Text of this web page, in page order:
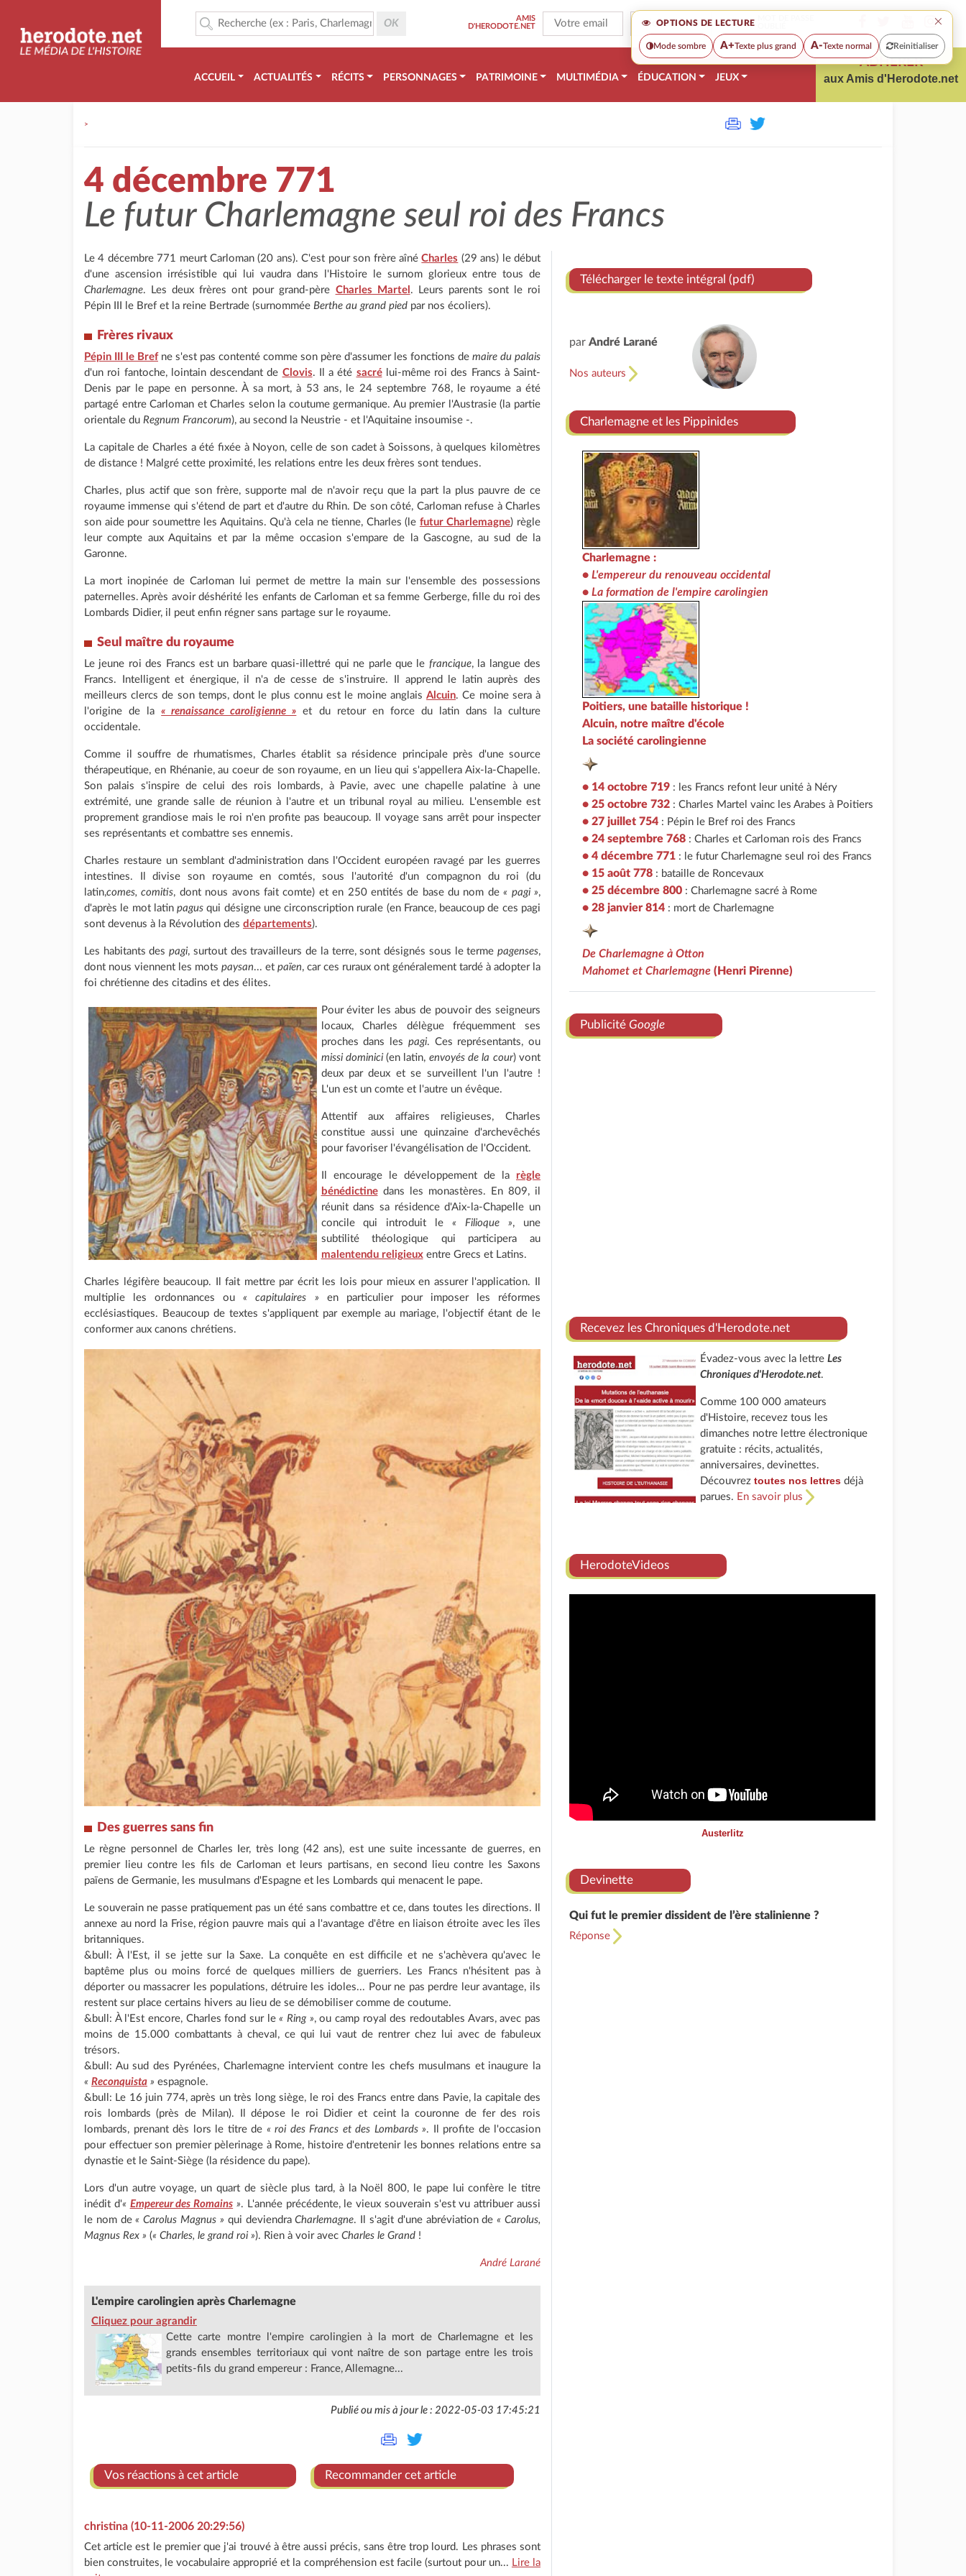
OPTIONS DE LECTURE ×
Mode sombre A+Texte plus grand A-Texte normal Reinitialiser
AMIS
D'HERODOTE.NET
ACCUEIL ACTUALITÉS RÉCITS PERSONNAGES PATRIMOINE MULTIMÉDIA ÉDUCATION JEUX
ADHÉRER
aux Amis d'Herodote.net
>
4 décembre 771
Le futur Charlemagne seul roi des Francs
Le 4 décembre 771 meurt Carloman (20 ans). C'est pour son frère aînéCharles (29 ans) le début
d'une ascension irrésistible qui lui vaudra dans l'Histoire le surnom glorieux entre tous de
Charlemagne. Les deux frères ont pour grand-père Charles Martel . Leurs parents sont le roi
Pépin III le Bref et la reine Bertrade (surnommée Berthe au grand pied par nos écoliers).
Frères rivaux
Pépin III le Brefne s'est pas contenté comme son père d'assumer les fonctions de maire du palais
d'un roi fantoche, lointain descendant de Clovis. Il a été sacrélui-même roi des Francs à Saint-
Denis par le pape en personne. À sa mort, à 53 ans, le 24 septembre 768, le royaume a été
partagé entre Carloman et Charles selon la coutume germanique. Au premier l'Austrasie (la partie
orientale du Regnum Francorum), au second la Neustrie - et l'Aquitaine insoumise -.
La capitale de Charles a été fixée à Noyon, celle de son cadet à Soissons, à quelques kilomètres
de distance ! Malgré cette proximité, les relations entre les deux frères sont tendues.
Charles, plus actif que son frère, supporte mal de n'avoir reçu que la part la plus pauvre de ce
royaume immense qui s'étend de part et d'autre du Rhin. De son côté, Carloman refuse à Charles
son aide pour soumettre les Aquitains. Qu'à cela ne tienne, Charles (le futur Charlemagne) règle
leur compte aux Aquitains et par la même occasion s'empare de la Gascogne, au sud de la
Garonne.
La mort inopinée de Carloman lui permet de mettre la main sur l'ensemble des possessions
paternelles. Après avoir déshérité les enfants de Carloman et sa femme Gerberge, fille du roi des
Lombards Didier, il peut enfin régner sans partage sur le royaume.
Seul maître du royaume
Le jeune roi des Francs est un barbare quasi-illettré qui ne parle que le francique, la langue des
Francs. Intelligent et énergique, il n'a de cesse de s'instruire. Il apprend le latin auprès des
meilleurs clercs de son temps, dont le plus connu est le moine anglaisAlcuin. Ce moine sera à
l'origine de la« renaissance caroligienne » et du retour en force du latin dans la culture
occidentale.
Comme il souffre de rhumatismes, Charles établit sa résidence principale près d'une source
thérapeutique, en Rhénanie, au coeur de son royaume, en un lieu qui s'appellera Aix-la-Chapelle.
Son palais s'inspire de celui des rois lombards, à Pavie, avec une chapelle palatine à une
extrémité, une grande salle de réunion à l'autre et un tribunal royal au milieu. L'ensemble est
proprement grandiose mais le roi n'en profite pas beaucoup. Il voyage sans arrêt pour inspecter
ses représentants et combattre ses ennemis.
Charles restaure un semblant d'administration dans l'Occident européen ravagé par les guerres
intestines. Il divise son royaume en comtés, sous l'autorité d'un compagnon du roi (du
latin,comes, comitis, dont nous avons fait comte) et en 250 entités de base du nom de« pagi »,
d'après le mot latinpagus qui désigne une circonscription rurale (en France, beaucoup de ces pagi
sont devenus à la Révolution des départements).
Les habitants despagi, surtout des travailleurs de la terre, sont désignés sous le termepagenses,
dont nous viennent les mots paysan... et païen, car ces ruraux ont généralement tardé à adopter la
foi chrétienne des citadins et des élites.
Pour éviter les abus de pouvoir des seigneurs
locaux, Charles délègue fréquemment ses
proches dans les pagi. Ces représentants, ou
missi dominici(en latin, envoyés de la cour) vont
deux par deux et se surveillent l'un l'autre !
L'un est un comte et l'autre un évêque.
Attentif aux affaires religieuses, Charles
constitue aussi une quinzaine d'archevêchés
pour favoriser l'évangélisation de l'Occident.
Il encourage le développement de la règle
bénédictinedans les monastères. En 809, il
réunit dans sa résidence d'Aix-la-Chapelle un
concile qui introduit le« Filioque », une
subtilité théologique qui participera au
malentendu religieuxentre Grecs et Latins.
Charles légifère beaucoup. Il fait mettre par écrit les lois pour mieux en assurer l'application. Il
multiplie les ordonnances ou« capitulaires » en particulier pour imposer les réformes
ecclésiastiques. Beaucoup de textes s'appliquent par exemple au mariage, l'objectif étant de le
conformer aux canons chrétiens.
Des guerres sans fin
Le règne personnel de Charles Ier, très long (42 ans), est une suite incessante de guerres, en
premier lieu contre les fils de Carloman et leurs partisans, en second lieu contre les Saxons
païens de Germanie, les musulmans d'Espagne et les Lombards qui menacent le pape.
Le souverain ne passe pratiquement pas un été sans combattre et ce, dans toutes les directions. Il
annexe au nord la Frise, région pauvre mais qui a l'avantage d'être en liaison étroite avec les îles
britanniques.
&bull: À l'Est, il se jette sur la Saxe. La conquête en est difficile et ne s'achèvera qu'avec le
baptême plus ou moins forcé de quelques milliers de guerriers. Les Francs n'hésitent pas à
déporter ou massacrer les populations, détruire les idoles... Pour ne pas perdre leur avantage, ils
restent sur place certains hivers au lieu de se démobiliser comme de coutume.
&bull: À l'Est encore, Charles fond sur le« Ring », ou camp royal des redoutables Avars, avec pas
moins de 15.000 combattants à cheval, ce qui lui vaut de rentrer chez lui avec de fabuleux
trésors.
&bull: Au sud des Pyrénées, Charlemagne intervient contre les chefs musulmans et inaugure la
« Reconquista » espagnole.
&bull: Le 16 juin 774, après un très long siège, le roi des Francs entre dans Pavie, la capitale des
rois lombards (près de Milan). Il dépose le roi Didier et ceint la couronne de fer des rois
lombards, prenant dès lors le titre de « roi des Francs et des Lombards ». Il profite de l'occasion
pour effectuer son premier pèlerinage à Rome, histoire d'entretenir les bonnes relations entre sa
dynastie et le Saint-Siège (la résidence du pape).
Lors d'un autre voyage, un quart de siècle plus tard, à la Noël 800, le pape lui confère le titre
inédit d'« Empereur des Romains ». L'année précédente, le vieux souverain s'est vu attribuer aussi
le nom de« Carolus Magnus » qui deviendraCharlemagne. Il s'agit d'une abréviation de« Carolus,
Magnus Rex » (« Charles, le grand roi »). Rien à voir avec Charles le Grand !
André Larané
L'empire carolingien après Charlemagne
Cliquez pour agrandir
Cette carte montre l'empire carolingien à la mort de Charlemagne et les
grands ensembles territoriaux qui vont naître de son partage entre les trois
petits-fils du grand empereur : France, Allemagne...
Publié ou mis à jour le : 2022-05-03 17:45:21
Vos réactions à cet article Recommander cet article
christina (10-11-2006 20:29:56)
Cet article est le premier que j'ai trouvé à être aussi précis, sans être trop lourd. Les phrases sont
bien construites, le vocabulaire approprié et la compréhension est facile (surtout pour un... Lire la
Télécharger le texte intégral (pdf)
par André Larané
Nos auteurs
Charlemagne et les Pippinides
Charlemagne :
• L'empereur du renouveau occidental
• La formation de l'empire carolingien
Poitiers, une bataille historique !
Alcuin, notre maître d'école
La société carolingienne
• 14 octobre 719 : les Francs refont leur unité à Néry
• 25 octobre 732 : Charles Martel vainc les Arabes à Poitiers
• 27 juillet 754 : Pépin le Bref roi des Francs
• 24 septembre 768 : Charles et Carloman rois des Francs
• 4 décembre 771 : le futur Charlemagne seul roi des Francs
• 15 août 778 : bataille de Roncevaux
• 25 décembre 800 : Charlemagne sacré à Rome
• 28 janvier 814 : mort de Charlemagne
De Charlemagne à Otton
Mahomet et Charlemagne (Henri Pirenne)
Publicité Google
Recevez les Chroniques d'Herodote.net
Évadez-vous avec la lettreLes
Chroniques d'Herodote.net.
Comme 100 000 amateurs
d'Histoire, recevez tous les
dimanches notre lettre électronique
gratuite : récits, actualités,
anniversaires, devinettes.
Découvreztoutes nos lettres déjà
parues. En savoir plus
HerodoteVideos
Austerlitz
Devinette
Qui fut le premier dissident de l’ère stalinienne ?
Réponse